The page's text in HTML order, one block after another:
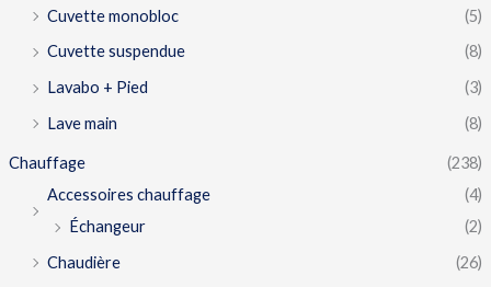
Cuvette monobloc
(5)
Cuvette suspendue
(8)
Lavabo + Pied
(3)
Lave main
(8)
Chauffage
(238)
Accessoires chauffage
(4)
Échangeur
(2)
Chaudière
(26)